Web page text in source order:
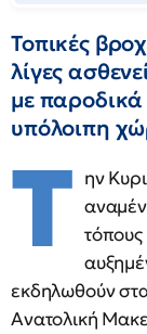
Τοπικές
λίγες
με
υπόλοιπη
Τ ην
τόπους
εκδηλωθούν
Ανατολική